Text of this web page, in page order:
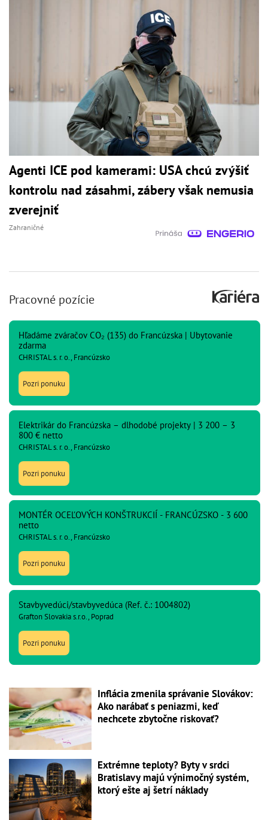
Agenti ICE pod kamerami: USA chcú zvýšiť
kontrolu nad zásahmi, zábery však nemusia
zverejniť
Zahraničné
Pracovné pozície
Hľadáme zváračov CO₂ (135) do Francúzska | Ubytovanie
zdarma
CHRISTAL s. r. o., Francúzsko
Pozri ponuku
Elektrikár do Francúzska – dlhodobé projekty | 3 200 – 3
800 € netto
CHRISTAL s. r. o., Francúzsko
Pozri ponuku
MONTÉR OCEĽOVÝCH KONŠTRUKCIÍ - FRANCÚZSKO - 3 600
netto
CHRISTAL s. r. o., Francúzsko
Pozri ponuku
Stavbyvedúci/stavbyvedúca (Ref. č.: 1004802)
Grafton Slovakia s.r.o., Poprad
Pozri ponuku
Inflácia zmenila správanie Slovákov:
Ako narábať s peniazmi, keď
nechcete zbytočne riskovať?
Extrémne teploty? Byty v srdci
Bratislavy majú výnimočný systém,
ktorý ešte aj šetrí náklady